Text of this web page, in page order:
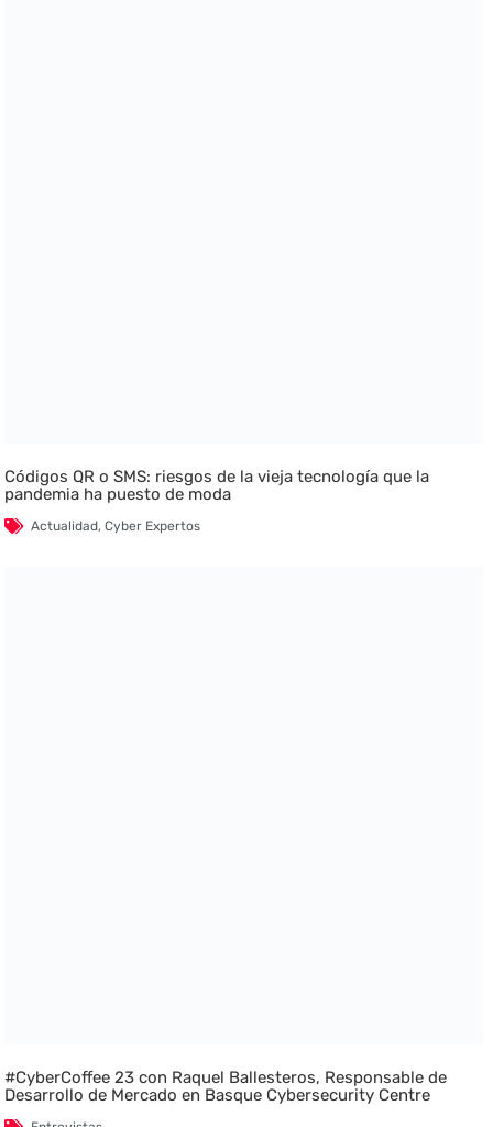
Códigos QR o SMS: riesgos de la vieja tecnología que la
pandemia ha puesto de moda
Actualidad,Cyber Expertos
#CyberCoffee 23 con Raquel Ballesteros, Responsable de
Desarrollo de Mercado en Basque Cybersecurity Centre